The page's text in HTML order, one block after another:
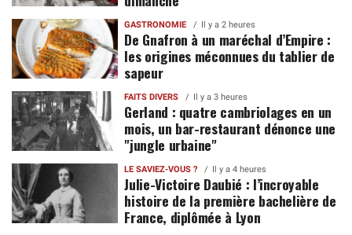
GASTRONOMIE Il y a 2 heures
De Gnafron à un maréchal d’Empire :
les origines méconnues du tablier de
sapeur
FAITS DIVERS Il y a 3 heures
Gerland : quatre cambriolages en un
mois, un bar-restaurant dénonce une
"jungle urbaine"
LE SAVIEZ-VOUS ? Il y a 4 heures
Julie-Victoire Daubié : l’incroyable
histoire de la première bachelière de
France, diplômée à Lyon